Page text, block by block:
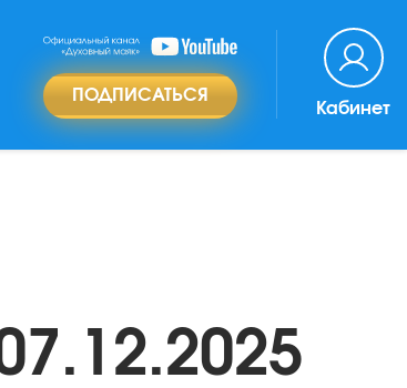
ПОДПИСАТЬСЯ
Кабинет